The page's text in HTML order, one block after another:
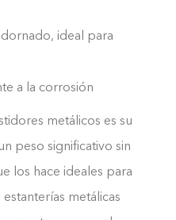
ideal para
a la corrosión
metálicos es su
peso significativo sin
los hace ideales para
metálicas